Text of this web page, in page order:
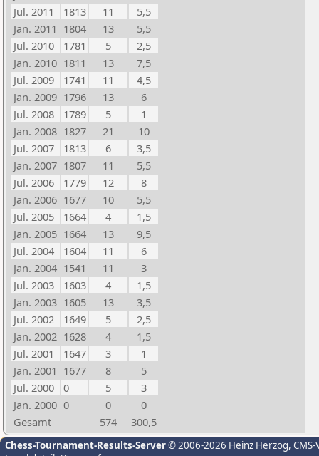
Jul. 2011
1813 11
5,5
Jan. 2011 1804 13
5,5
Jul. 2010
1781 5
2,5
Jan. 2010 1811 13
7,5
Jul. 2009
1741 11
4,5
Jan. 2009 1796 13
6
Jul. 2008
1789 5
1
Jan. 2008 1827 21
10
Jul. 2007
1813 6
3,5
Jan. 2007 1807 11
5,5
Jul. 2006
1779 12
8
Jan. 2006 1677 10
5,5
Jul. 2005
1664 4
1,5
Jan. 2005 1664 13
9,5
Jul. 2004
1604 11
6
Jan. 2004 1541 11
3
Jul. 2003
1603 4
1,5
Jan. 2003 1605 13
3,5
Jul. 2002
1649 5
2,5
Jan. 2002 1628 4
1,5
Jul. 2001
1647 3
1
Jan. 2001 1677 8
5
Jul. 2000
0 5
3
Jan. 2000 0 0
0
Gesamt
574 300,5
Chess-Tournament-Results-Server© 2006-2026 Heinz Herzog,